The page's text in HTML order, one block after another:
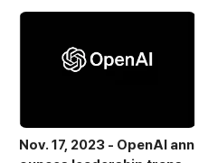
Nov. 17, 2023 - OpenAI ann